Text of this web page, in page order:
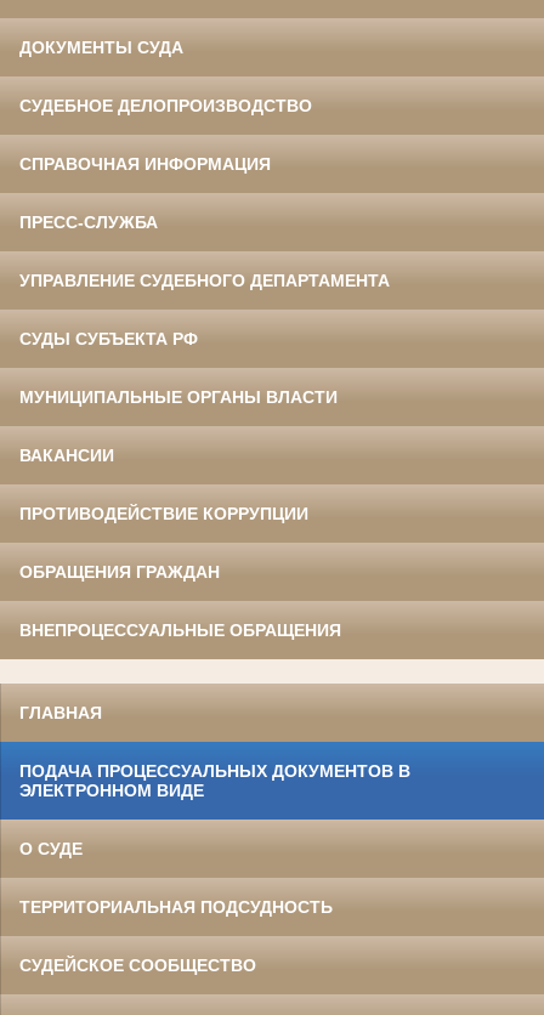
ДОКУМЕНТЫ СУДА
СУДЕБНОЕ ДЕЛОПРОИЗВОДСТВО
СПРАВОЧНАЯ ИНФОРМАЦИЯ
ПРЕСС-СЛУЖБА
УПРАВЛЕНИЕ СУДЕБНОГО ДЕПАРТАМЕНТА
СУДЫ СУБЪЕКТА РФ
МУНИЦИПАЛЬНЫЕ ОРГАНЫ ВЛАСТИ
ВАКАНСИИ
ПРОТИВОДЕЙСТВИЕ КОРРУПЦИИ
ОБРАЩЕНИЯ ГРАЖДАН
ВНЕПРОЦЕССУАЛЬНЫЕ ОБРАЩЕНИЯ
ГЛАВНАЯ
ПОДАЧА ПРОЦЕССУАЛЬНЫХ ДОКУМЕНТОВ В
ЭЛЕКТРОННОМ ВИДЕ
О СУДЕ
ТЕРРИТОРИАЛЬНАЯ ПОДСУДНОСТЬ
СУДЕЙСКОЕ СООБЩЕСТВО